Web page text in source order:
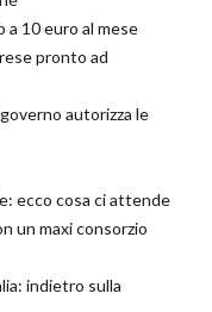
a 10 euro al mese
pronto ad
autorizza le
ecco cosa ci attende
un maxi consorzio
indietro sulla